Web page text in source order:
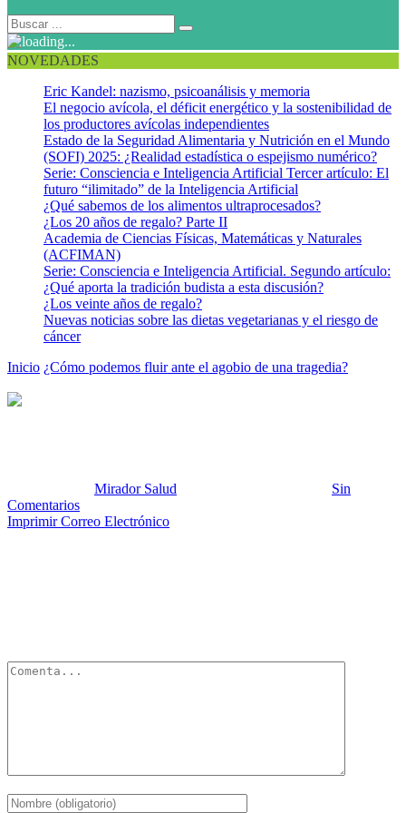
NOVEDADES
Eric Kandel: nazismo, psicoanálisis y memoria
El negocio avícola, el déficit energético y la sostenibilidad de
los productores avícolas independientes
Estado de la Seguridad Alimentaria y Nutrición en el Mundo
(SOFI) 2025: ¿Realidad estadística o espejismo numérico?
Serie: Consciencia e Inteligencia Artificial Tercer artículo: El
futuro “ilimitado” de la Inteligencia Artificial
¿Qué sabemos de los alimentos ultraprocesados?
¿Los 20 años de regalo? Parte II
Academia de Ciencias Físicas, Matemáticas y Naturales
(ACFIMAN)
Serie: Consciencia e Inteligencia Artificial. Segundo artículo:
¿Qué aporta la tradición budista a esta discusión?
¿Los veinte años de regalo?
Nuevas noticias sobre las dietas vegetarianas y el riesgo de
cáncer
Inicio ¿Cómo podemos fluir ante el agobio de una tragedia?
Mirador Salud
Sin
Comentarios
Imprimir Correo Electrónico